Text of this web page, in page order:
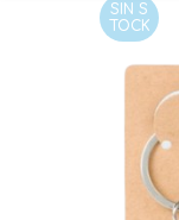
SIN S
TOCK